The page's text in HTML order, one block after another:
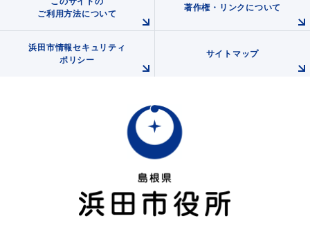
教育 出会い・結婚
引っ越し・住まい
高齢者・介護 おくやみ
ご利用方法について
著作権・リンクについて
浜田市情報セキュリティ
ポリシー
サイトマップ